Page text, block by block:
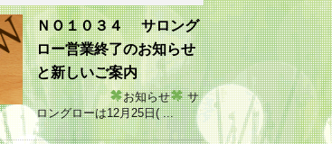
ＮＯ１０３４ サロング
ロー営業終了のお知らせ
と新しいご案内
お知らせ
サ
ロングローは12月25日( ...